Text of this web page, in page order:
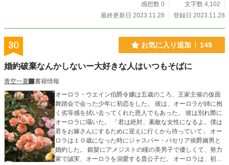
感想数 0
文字数 4,102
最終更新日 2023.11.28
登録日 2023.11.28
30 お気に入り追加 149
婚約破棄なんかしないー大好きな人はいつもそばに
青空一夏
書籍情報
オーロラ・ウエイン伯爵令嬢は五歳のころ、王家主催の仮面
舞踏会で会った少年に初恋をした。 彼は、オーロラが姉に抱
く劣等感を拭い去ってくれた恩人でもあった。 彼は別れ際に
オーロラに囁いた。 「君は絶対、素敵な女性になるよ。僕は
君をお嫁さんにするために迎えに行くから待っていて」 オー
ロラは１０歳になった時にジャスパー・パセリア侯爵嫡男と
婚約した。 銀髪にアメジストの瞳の美男子で優しくて、努力
家で誠実、オーロラを溺愛する貴公子だ。 オーロラは、初恋